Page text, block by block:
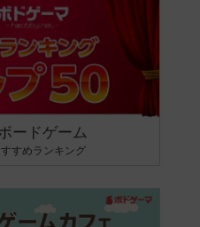
ードゲーム
すめランキング